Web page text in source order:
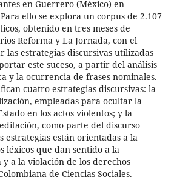
en Guerrero (México) en
ello se explora un corpus de 2.107
obtenido en tres meses de
Reforma y La Jornada, con el
las estrategias discursivas utilizadas
este suceso, a partir del análisis
y la ocurrencia de frases nominales.
cuatro estrategias discursivas: la
empleadas para ocultar la
en los actos violentos; y la
como parte del discurso
estrategias están orientadas a la
léxicos que dan sentido a la
a la violación de los derechos
de Ciencias Sociales.